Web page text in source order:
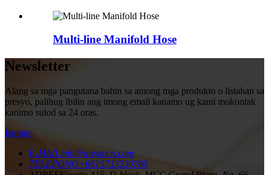
Multi-line Manifold Hose
Newsletter
Alang sa mga pangutana bahin sa among mga produkto o listahan sa
presyo, palihug ibilin ang imong email kanamo ug kami mokontak
kanimo sulod sa 24 oras.
Isumite
E-MAILinfo@arextecn.com
TELEPONO+8615733230780